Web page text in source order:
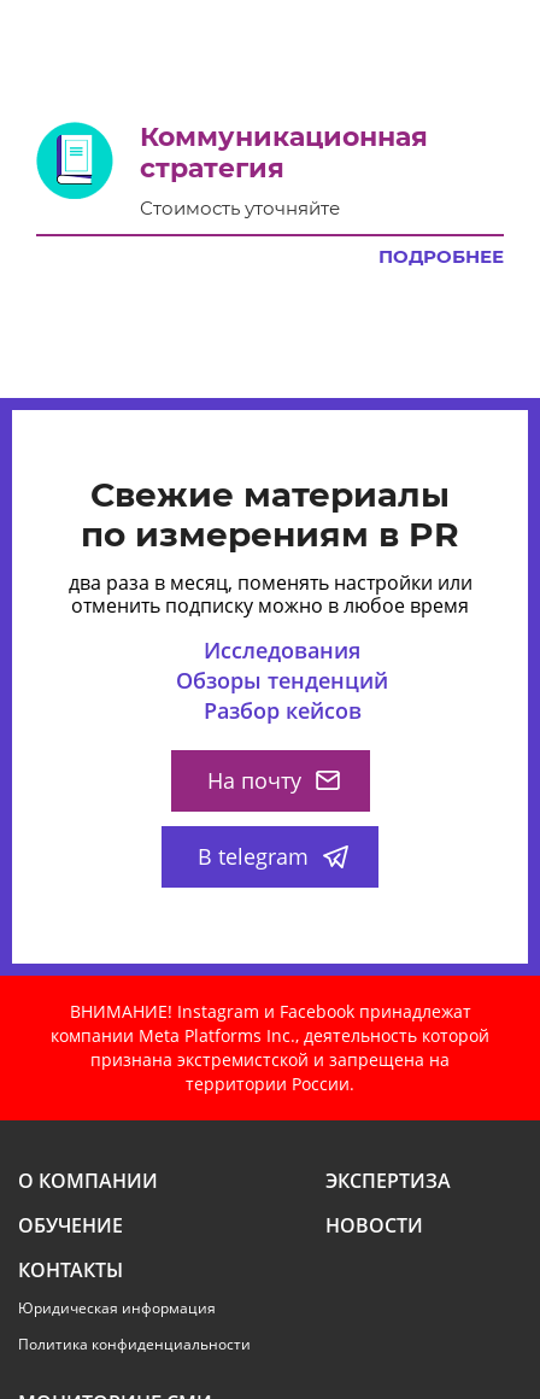
Коммуникационная
стратегия
Стоимость уточняйте
ПОДРОБНЕЕ
Свежие материалы
по измерениям в PR
два раза в месяц, поменять настройки или
отменить подписку можно в любое время
Исследования
Обзоры тенденций
Разбор кейсов
На почту
В telegram
ВНИМАНИЕ! Instagram и Facebook принадлежат
компании Meta Platforms Inc., деятельность которой
признана экстремистской и запрещена на
территории России.
О КОМПАНИИ
ЭКСПЕРТИЗА
ОБУЧЕНИЕ
НОВОСТИ
КОНТАКТЫ
Юридическая информация
Политика конфиденциальности